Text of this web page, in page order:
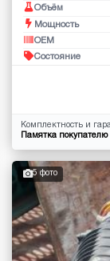
Объём
Мощность
OEM
Состояние
Комплектность и
Памятка покупателю
5 фото